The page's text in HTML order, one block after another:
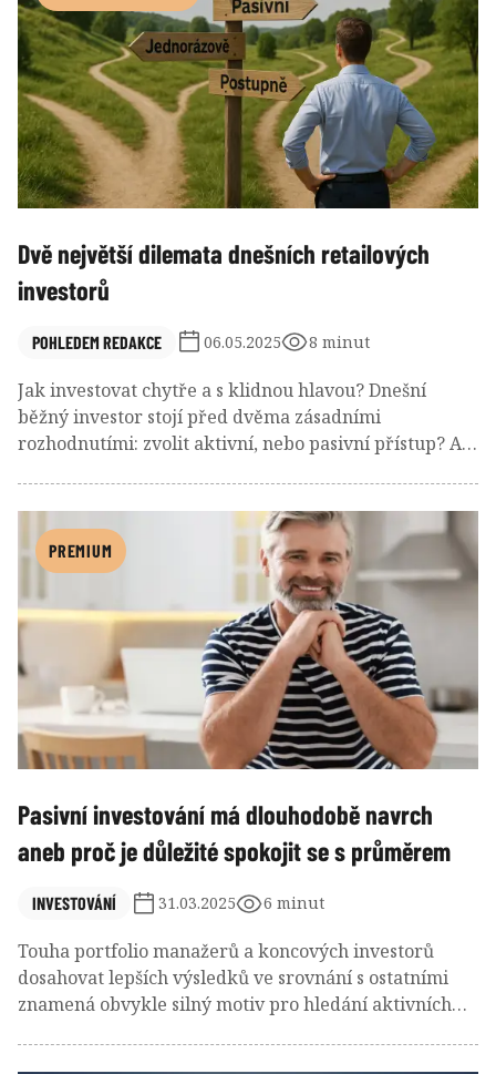
Dvě největší dilemata dnešních retailových
investorů
POHLEDEM REDAKCE 06.05.2025 8 minut
Jak investovat chytře a s klidnou hlavou? Dnešní
běžný investor stojí před dvěma zásadními
rozhodnutími: zvolit aktivní, nebo pasivní přístup? A
ale i behaviorální pohledy, které mohou výrazně
ovlivnit úspěšnost a klid na vaší investorské cestě.
PREMIUM
Pasivní investování má dlouhodobě navrch
aneb proč je důležité spokojit se s průměrem
INVESTOVÁNÍ 31.03.2025 6 minut
Touha portfolio manažerů a koncových investorů
dosahovat lepších výsledků ve srovnání s ostatními
znamená obvykle silný motiv pro hledání aktivních